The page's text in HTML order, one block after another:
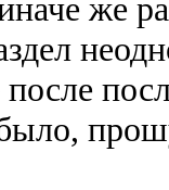
же